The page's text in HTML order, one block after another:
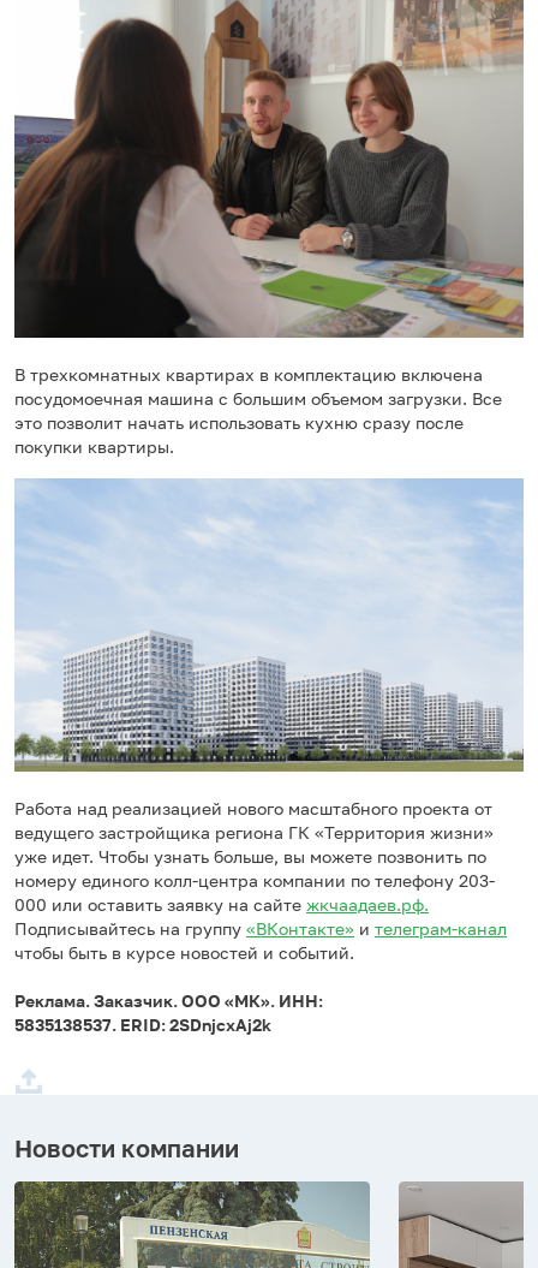
В трехкомнатных квартирах в комплектацию включена
посудомоечная машина с большим объемом загрузки. Все
это позволит начать использовать кухню сразу после
покупки квартиры.
Работа над реализацией нового масштабного проекта от
ведущего застройщика региона ГК «Территория жизни»
уже идет. Чтобы узнать больше, вы можете позвонить по
номеру единого колл-центра компании по телефону 203-
000 или оставить заявку на сайте жкчаадаев.рф.
Подписывайтесь на группу «ВКонтакте» и телеграм-канал
чтобы быть в курсе новостей и событий.
Реклама. Заказчик. ООО «МК». ИНН:
5835138537. ERID: 2SDnjcxAj2k
Новости компании